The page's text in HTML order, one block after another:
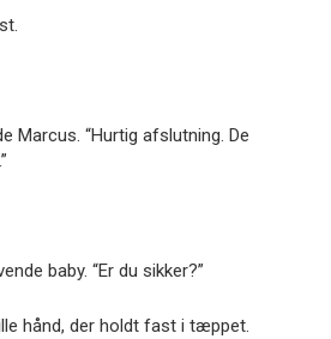
Marcus. “Hurtig afslutning. De
baby. “Er du sikker?”
hånd, der holdt fast i tæppet.